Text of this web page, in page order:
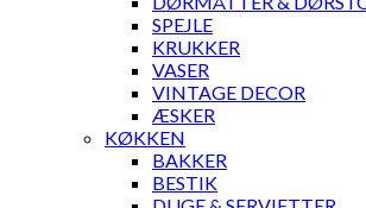
SPEJLE
KRUKKER
VASER
VINTAGE DECOR
ÆSKER
KØKKEN
BAKKER
BESTIK